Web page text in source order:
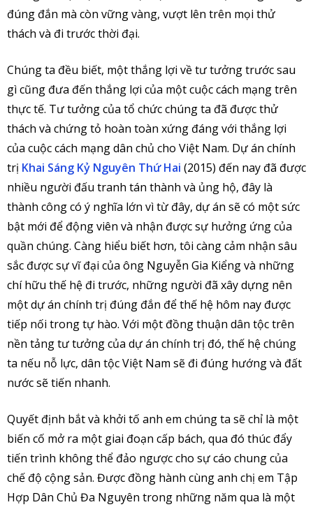
đúng đắn mà còn vững vàng, vượt lên trên mọi thử
thách và đi trước thời đại.
Chúng ta đều biết, một thắng lợi về tư tưởng trước sau
gì cũng đưa đến thắng lợi của một cuộc cách mạng trên
thực tế. Tư tưởng của tổ chức chúng ta đã được thử
thách và chứng tỏ hoàn toàn xứng đáng với thắng lợi
của cuộc cách mạng dân chủ cho Việt Nam. Dự án chính
trị Khai Sáng Kỷ Nguyên Thứ Hai (2015) đến nay đã được
nhiều người đấu tranh tán thành và ủng hộ, đây là
thành công có ý nghĩa lớn vì từ đây, dự án sẽ có một sức
bật mới để động viên và nhận được sự hưởng ứng của
quần chúng. Càng hiểu biết hơn, tôi càng cảm nhận sâu
sắc được sự vĩ đại của ông Nguyễn Gia Kiểng và những
chí hữu thế hệ đi trước, những người đã xây dựng nên
một dự án chính trị đúng đắn để thế hệ hôm nay được
tiếp nối trong tự hào. Với một đồng thuận dân tộc trên
nền tảng tư tưởng của dự án chính trị đó, thế hệ chúng
ta nếu nỗ lực, dân tộc Việt Nam sẽ đi đúng hướng và đất
nước sẽ tiến nhanh.
Quyết định bắt và khởi tố anh em chúng ta sẽ chỉ là một
biến cố mở ra một giai đoạn cấp bách, qua đó thúc đẩy
tiến trình không thể đảo ngược cho sự cáo chung của
chế độ cộng sản. Được đồng hành cùng anh chị em Tập
Hợp Dân Chủ Đa Nguyên trong những năm qua là một